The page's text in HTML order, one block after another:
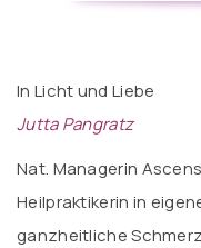
In Licht und Liebe
Jutta Pangratz
Nat. Managerin
Heilpraktikerin in
ganzheitliche